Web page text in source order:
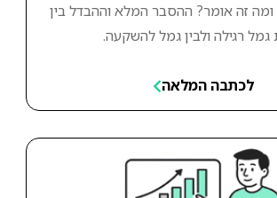
זה אומר? ההסבר המלא וההבדל בין
גמל רגילה ולבין גמל להשקעה.
לכתבה המלאה